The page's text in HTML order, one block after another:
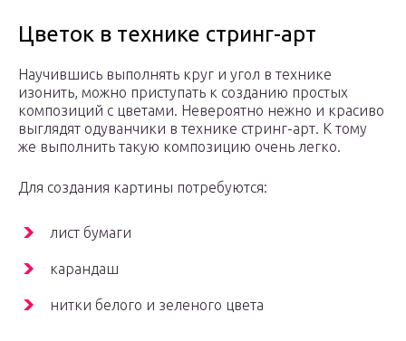
Цветок в технике стринг-арт
Научившись выполнять круг и угол в технике
изонить, можно приступать к созданию простых
композиций с цветами. Невероятно нежно и красиво
выглядят одуванчики в технике стринг-арт. К тому
же выполнить такую композицию очень легко.
Для создания картины потребуются:
лист бумаги
карандаш
нитки белого и зеленого цвета